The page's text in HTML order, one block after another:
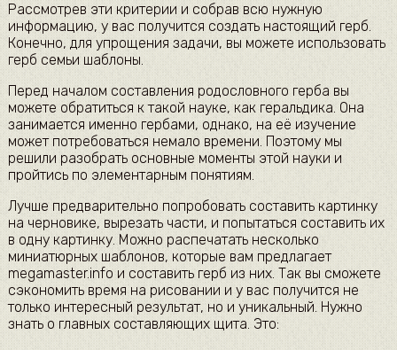
Рассмотрев эти критерии и собрав всю нужную
информацию, у вас получится создать настоящий герб.
Конечно, для упрощения задачи, вы можете использовать
герб семьи шаблоны.
Перед началом составления родословного герба вы
можете обратиться к такой науке, как геральдика. Она
занимается именно гербами, однако, на её изучение
может потребоваться немало времени. Поэтому мы
решили разобрать основные моменты этой науки и
пройтись по элементарным понятиям.
Лучше предварительно попробовать составить картинку
на черновике, вырезать части, и попытаться составить их
в одну картинку. Можно распечатать несколько
миниатюрных шаблонов, которые вам предлагает
megamaster.info и составить герб из них. Так вы сможете
сэкономить время на рисовании и у вас получится не
только интересный результат, но и уникальный. Нужно
знать о главных составляющих щита. Это: